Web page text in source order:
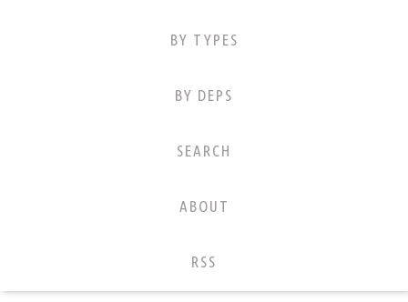
BY TYPES
BY DEPS
SEARCH
ABOUT
RSS